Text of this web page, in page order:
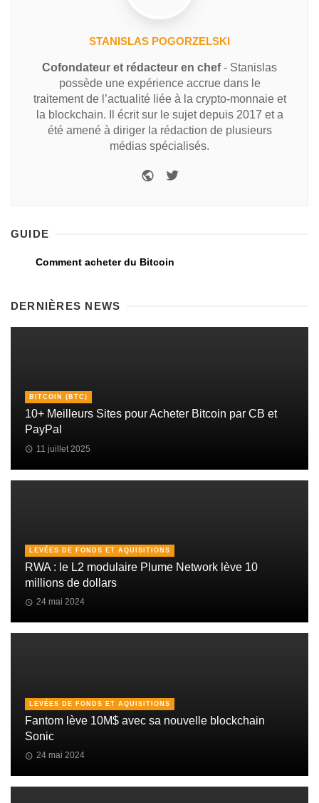
STANISLAS POGORZELSKI
Cofondateur et rédacteur en chef- Stanislas
possède une expérience accrue dans le
traitement de l’actualité liée à la crypto-monnaie et
la blockchain. Il écrit sur le sujet depuis 2017 et a
été amené à diriger la rédaction de plusieurs
médias spécialisés.
GUIDE
Comment acheter du Bitcoin
DERNIÈRES NEWS
BITCOIN (BTC)
10+ Meilleurs Sites pour Acheter Bitcoin par CB et
PayPal
11 juillet 2025
LEVÉES DE FONDS ET AQUISITIONS
RWA : le L2 modulaire Plume Network lève 10
millions de dollars
24 mai 2024
LEVÉES DE FONDS ET AQUISITIONS
Fantom lève 10M$ avec sa nouvelle blockchain
Sonic
24 mai 2024